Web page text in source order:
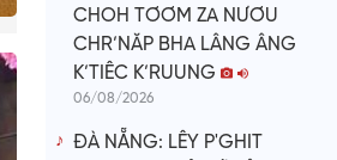
CHOH TƠƠM ZA NƯƠU
CHR’NĂP BHA LÂNG ÂNG
K’TIÊC K’RUUNG
06/08/2026
ĐÀ NẴNG: LÊY P'GHIT